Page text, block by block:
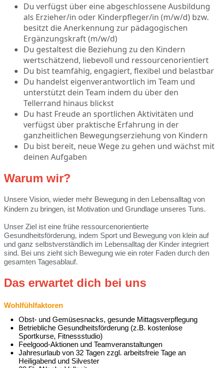
Du verfügst über eine abgeschlossene Ausbildung
als Erzieher/in oder Kinderpfleger/in (m/w/d) bzw.
besitzt die Anerkennung zur pädagogischen
Ergänzungskraft (m/w/d)
Du gestaltest die Beziehung zu den Kindern
wertschätzend, liebevoll und ressourcenorientiert
Du bist teamfähig, engagiert, flexibel und belastbar
Du handelst eigenverantwortlich im Team und
unterstützt dein Team indem du über den
Tellerrand hinaus blickst
Du hast Freude an sportlichen Aktivitäten und
verfügst über praktische Erfahrung in der
ganzheitlichen Bewegungserziehung von Kindern
Du bist bereit, neue Wege zu gehen und wächst mit
deinen Aufgaben
Warum wir?
Unsere Vision, wieder mehr Bewegung in den Lebensalltag von
Kindern zu bringen, ist Motivation und Grundlage unseres Tuns.
Unser Ziel ist eine frühe ressourcenorientierte
Gesundheitsförderung, indem Sport und Bewegung von klein auf
und ganz selbstverständlich im Lebensalltag der Kinder integriert
sind. Bei uns zieht sich Bewegung wie ein roter Faden durch den
gesamten Tagesablauf.
Das erwartet dich bei uns
Wohlfühlfaktoren
Obst- und Gemüsesnacks, gesunde Mittagsverpflegung
Betriebliche Gesundheitsförderung (z.B. kostenlose
Sportkurse, Fitnessstudio)
Feelgood-Aktionen und Teamveranstaltungen
Jahresurlaub von 32 Tagen zzgl. arbeitsfreie Tage an
Heiligabend und Silvester